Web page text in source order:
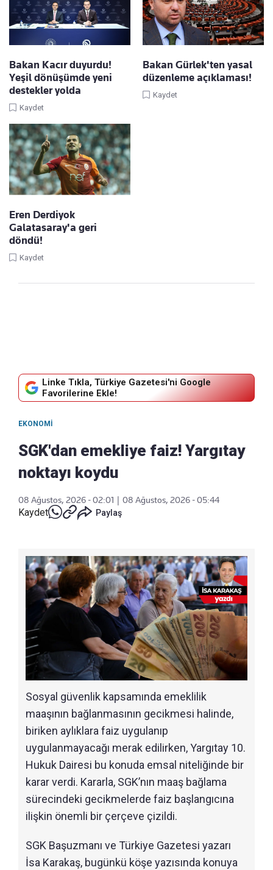
Bakan Kacır duyurdu!
Yeşil dönüşümde yeni
destekler yolda
Kaydet
Bakan Gürlek'ten yasal
düzenleme açıklaması!
Kaydet
Eren Derdiyok
Galatasaray'a geri
döndü!
Kaydet
Linke Tıkla, Türkiye Gazetesi'ni Google
Favorilerine Ekle!
EKONOMI
SGK'dan emekliye faiz! Yargıtay
noktayı koydu
08 Ağustos, 2026 - 02:01 | 08 Ağustos, 2026 - 05:44
Kaydet Paylaş
Sosyal güvenlik kapsamında emeklilik
maaşının bağlanmasının gecikmesi halinde,
biriken aylıklara faiz uygulanıp
uygulanmayacağı merak edilirken, Yargıtay 10.
Hukuk Dairesi bu konuda emsal niteliğinde bir
karar verdi. Kararla, SGK’nın maaş bağlama
sürecindeki gecikmelerde faiz başlangıcına
ilişkin önemli bir çerçeve çizildi.
SGK Başuzmanı ve Türkiye Gazetesi yazarı
İsa Karakaş, bugünkü köşe yazısında konuya